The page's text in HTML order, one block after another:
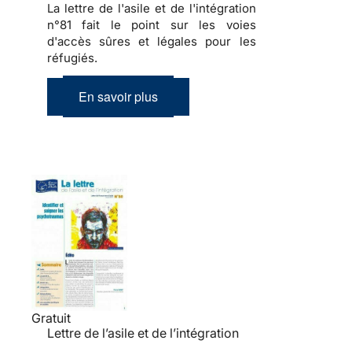
La lettre de l'asile et de l'intégration
n°81 fait le point sur les voies
d'accès sûres et légales pour les
réfugiés.
En savoir plus
Gratuit
Lettre de l’asile et de l’intégration